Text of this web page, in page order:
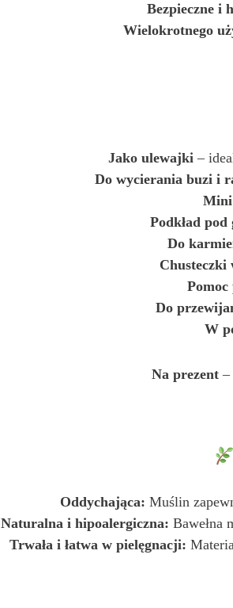
Bezpieczne i
Wielokrotnego
Jako ulewajki–
Do wycierania buzi i
Mini
Podkład pod
Do
Chusteczki
Do
W
Na prezent–
Oddychająca: Muślin
Naturalna i hipoalergiczna: Bawełna
Trwała i łatwa w pielęgnacji: